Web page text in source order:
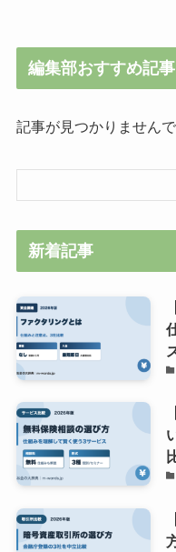
編集部おすすめ記事
記事が見つかりませんで
新着記事